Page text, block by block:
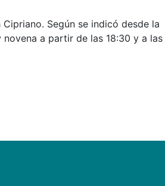
Según se indicó desde la
a partir de las 18:30 y a las